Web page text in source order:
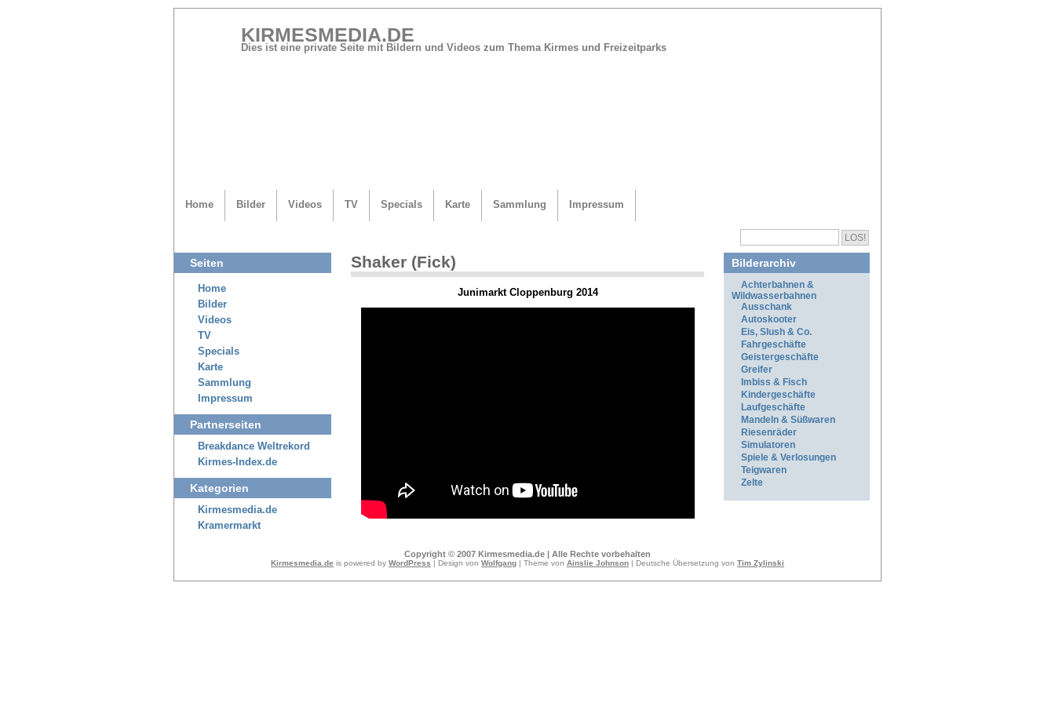
KIRMESMEDIA.DE
Dies ist eine private Seite mit Bildern und Videos zum Thema Kirmes und Freizeitparks
Home Bilder Videos TV Specials Karte Sammlung Impressum
Shaker (Fick)
Junimarkt Cloppenburg 2014
Seiten
Home
Bilder
Videos
TV
Specials
Karte
Sammlung
Impressum
Partnerseiten
Breakdance Weltrekord
Kirmes-Index.de
Kategorien
Kirmesmedia.de
Kramermarkt
Bilderarchiv
Achterbahnen &
Wildwasserbahnen
Ausschank
Autoskooter
Eis, Slush & Co.
Fahrgeschäfte
Geistergeschäfte
Greifer
Imbiss & Fisch
Kindergeschäfte
Laufgeschäfte
Mandeln & Süßwaren
Riesenräder
Simulatoren
Spiele & Verlosungen
Teigwaren
Zelte
Copyright © 2007 Kirmesmedia.de | Alle Rechte vorbehalten
Kirmesmedia.de is powered by WordPress | Design von Wolfgang | Theme von Ainslie Johnson | Deutsche Übersetzung von Tim Zylinski